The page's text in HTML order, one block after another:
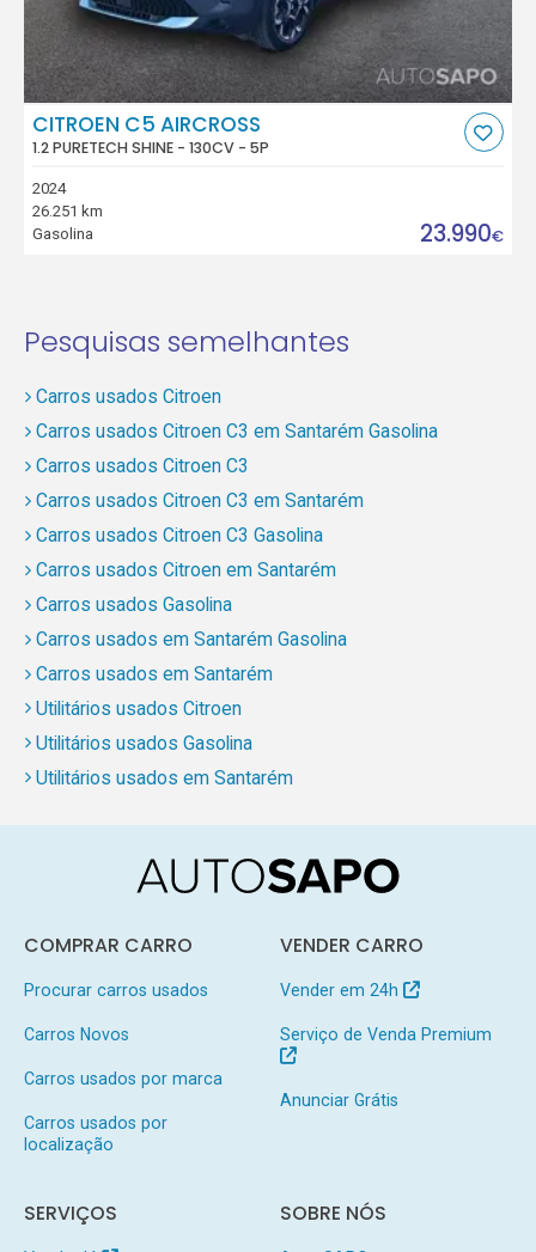
CITROEN C5 AIRCROSS
1.2 PURETECH SHINE - 130CV - 5P
2024
26.251 km
Gasolina
23.990€
Pesquisas semelhantes
Carros usados Citroen
Carros usados Citroen C3 em Santarém Gasolina
Carros usados Citroen C3
Carros usados Citroen C3 em Santarém
Carros usados Citroen C3 Gasolina
Carros usados Citroen em Santarém
Carros usados Gasolina
Carros usados em Santarém Gasolina
Carros usados em Santarém
Utilitários usados Citroen
Utilitários usados Gasolina
Utilitários usados em Santarém
COMPRAR CARRO
Procurar carros usados
Carros Novos
Carros usados por marca
Carros usados por
localização
VENDER CARRO
Vender em 24h
Serviço de Venda Premium
Anunciar Grátis
SERVIÇOS SOBRE NÓS